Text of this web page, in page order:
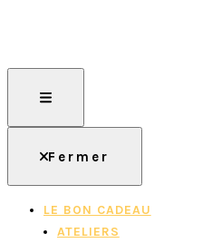
Fermer
LE BON CADEAU
ATELIERS